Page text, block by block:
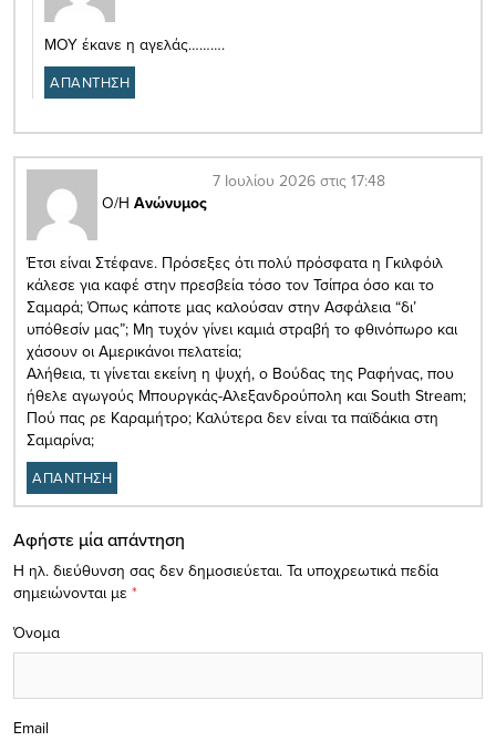
ΜΟΥ έκανε η αγελάς……….
ΑΠΑΝΤΗΣΗ
Ο/Η Ανώνυμος
7 Ιουλίου 2026 στις 17:48
Έτσι είναι Στέφανε. Πρόσεξες ότι πολύ πρόσφατα η Γκιλφόιλ
κάλεσε για καφέ στην πρεσβεία τόσο τον Τσίπρα όσο και το
Σαμαρά; Όπως κάποτε μας καλούσαν στην Ασφάλεια “δι’
υπόθεσίν μας”; Μη τυχόν γίνει καμιά στραβή το φθινόπωρο και
χάσουν οι Αμερικάνοι πελατεία;
Αλήθεια, τι γίνεται εκείνη η ψυχή, ο Βούδας της Ραφήνας, που
ήθελε αγωγούς Μπουργκάς-Αλεξανδρούπολη και South Stream;
Πού πας ρε Καραμήτρο; Καλύτερα δεν είναι τα παϊδάκια στη
Σαμαρίνα;
ΑΠΑΝΤΗΣΗ
Αφήστε μία απάντηση
Η ηλ. διεύθυνση σας δεν δημοσιεύεται. Τα υποχρεωτικά πεδία
σημειώνονται με *
Όνομα
Email